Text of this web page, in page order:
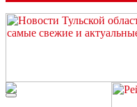
Читайте последние
“ЗаНовомосковск”